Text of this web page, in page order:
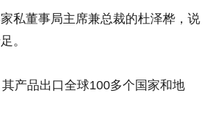
私董事局主席兼总裁的杜泽桦，说
。
产品出口全球100多个国家和地